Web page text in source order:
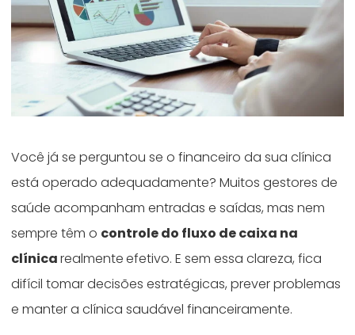
Você já se perguntou se o financeiro da sua clínica
está operado adequadamente? Muitos gestores de
saúde acompanham entradas e saídas, mas nem
sempre têm o controle do fluxo de caixa na
clínicarealmenteefetivo. E sem essa clareza, fica
difícil tomar decisões estratégicas, prever problemas
e manter a clínica saudável financeiramente.